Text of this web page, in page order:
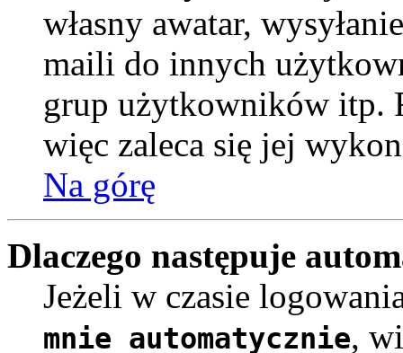
własny awatar,
maili do innych
grup użytkowników itp.
więc zaleca się jej
Na górę
Dlaczego następuje
Jeżeli w czasie
mnie automatycznie,